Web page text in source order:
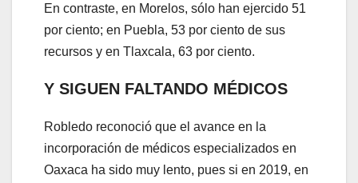
En contraste, en Morelos, sólo han ejercido 51
por ciento; en Puebla, 53 por ciento de sus
recursos y en Tlaxcala, 63 por ciento.
Y SIGUEN FALTANDO MÉDICOS
Robledo reconoció que el avance en la
incorporación de médicos especializados en
Oaxaca ha sido muy lento, pues si en 2019, en